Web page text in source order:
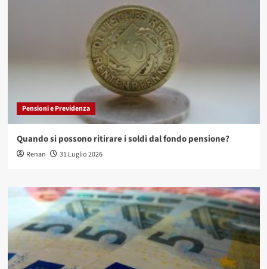
Pensioni e Previdenza
Quando si possono ritirare i soldi dal fondo pensione?
Renan 31 Luglio 2026